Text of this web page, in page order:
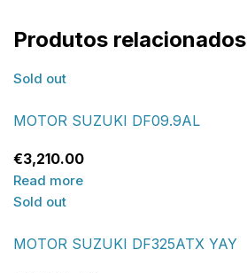
Produtos relacionados
Sold out
MOTOR SUZUKI DF09.9AL
€3,210.00
Read more
Sold out
MOTOR SUZUKI DF325ATX YAY